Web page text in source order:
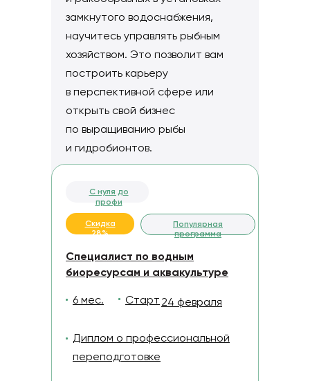
Специалист по водным
биоресурсам и аквакультуре
С нуля до
профи
Популярная
программа
Скидка
28%
Диплом о профессиональной
переподготовке
замкнутого водоснабжения,
научитесь управлять рыбным
хозяйством. Это позволит вам
построить карьеру
в перспективной сфере или
открыть свой бизнес
по выращиванию рыбы
и гидробионтов.
6 мес. 24 февраля
Старт